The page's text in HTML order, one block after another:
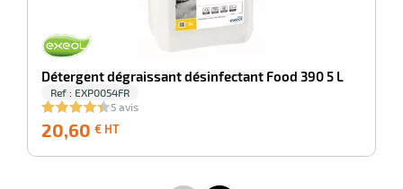
Détergent dégraissant désinfectant Food 390 5 L
Ref : EXP0054FR
5 avis
20,60 € HT
HT